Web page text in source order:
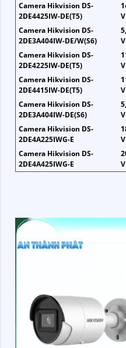
Camera Hikvision DS-
2DE4425IW-DE(T5)
Camera Hikvision DS-
2DE3A404IW-DE/W(S6)
Camera Hikvision DS-
2DE4225IW-DE(T5)
Camera Hikvision DS-
2DE4415IW-DE(T5)
Camera Hikvision DS-
2DE3A404IW-DE(S6)
Camera Hikvision DS-
2DE4A225IWG-E
Camera Hikvision DS-
2DE4A425IWG-E